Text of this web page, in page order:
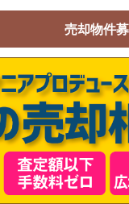
売却物件